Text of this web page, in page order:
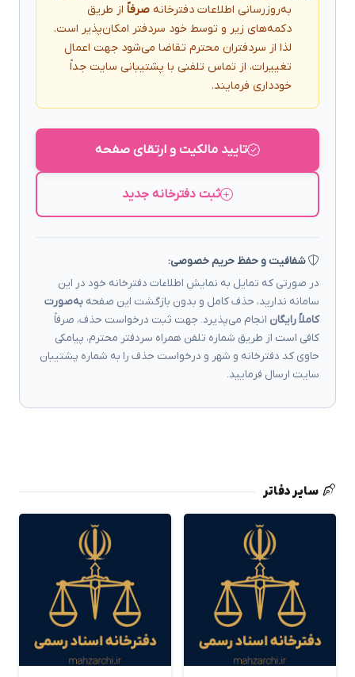
به‌روزرسانی اطلاعات دفترخانه صرفاً از طریق
دکمه‌های زیر و توسط خود سردفتر امکان‌پذیر است.
لذا از سردفتران محترم تقاضا می‌شود جهت اعمال
تغییرات، از تماس تلفنی با پشتیبانی سایت جداً
خودداری فرمایند.
تایید مالکیت و ارتقای صفحه
ثبت دفترخانه جدید
شفافیت و حفظ حریم خصوصی:
در صورتی که تمایل به نمایش اطلاعات دفترخانه خود در این
سامانه ندارید، حذف کامل و بدون بازگشت این صفحه به‌صورت
کاملاً رایگان انجام می‌پذیرد. جهت ثبت درخواست حذف، صرفاً
کافی است از طریق شماره تلفن همراه سردفتر محترم، پیامکی
حاوی کد دفترخانه و شهر و درخواست حذف را به شماره پشتیبان
سایت ارسال فرمایید.
سایر دفاتر